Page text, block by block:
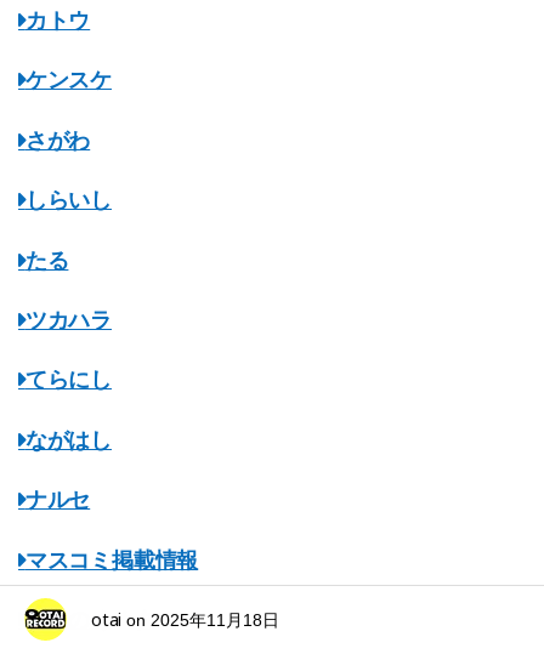
カトウ
ケンスケ
さがわ
しらいし
たる
ツカハラ
てらにし
ながはし
ナルセ
マスコミ掲載情報
みちのくオタレコ
otai on 2025年11月18日